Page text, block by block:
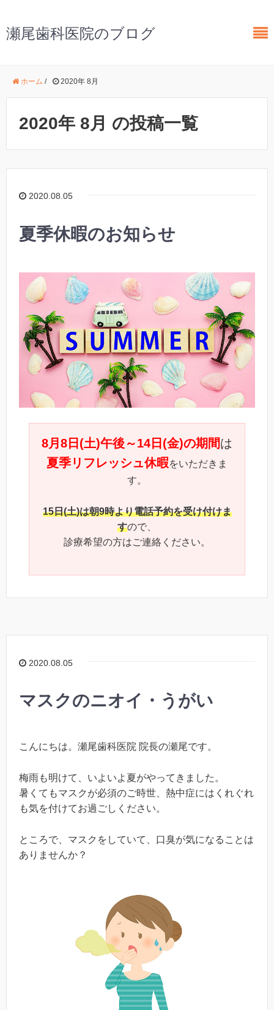
瀬尾歯科医院のブログ
ホーム / 2020年 8月
2020年 8月 の投稿一覧
2020.08.05
夏季休暇のお知らせ
8月8日(土)午後～14日(金)の期間は
夏季リフレッシュ休暇をいただきま
す。
15日(土)は朝9時より電話予約を受け付けま
すので、
診療希望の方はご連絡ください。
2020.08.05
マスクのニオイ・うがい
こんにちは。瀬尾歯科医院 院長の瀬尾です。
梅雨も明けて、いよいよ夏がやってきました。
暑くてもマスクが必須のご時世、熱中症にはくれぐれ
も気を付けてお過ごしください。
ところで、マスクをしていて、口臭が気になることは
ありませんか？